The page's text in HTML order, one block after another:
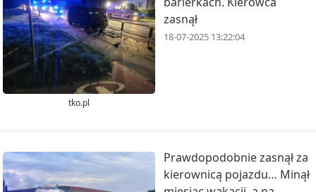
tko.pl
zasnął
18-07-2025 13:22:04
Prawdopodobnie zasnął za
kierownicą pojazdu… Minął